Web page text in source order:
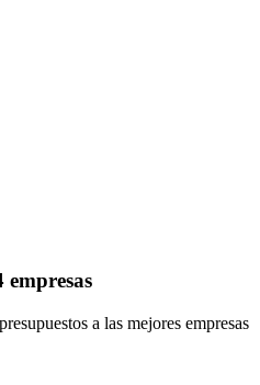
empresas
a las mejores empresas